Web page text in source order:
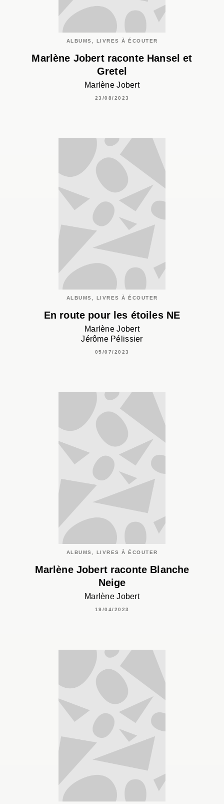
ALBUMS, LIVRES À ÉCOUTER
Marlène Jobert raconte Hansel et
Gretel
Marlène Jobert
23/08/2023
ALBUMS, LIVRES À ÉCOUTER
En route pour les étoiles NE
Marlène Jobert
Jérôme Pélissier
05/07/2023
ALBUMS, LIVRES À ÉCOUTER
Marlène Jobert raconte Blanche
Neige
Marlène Jobert
19/04/2023